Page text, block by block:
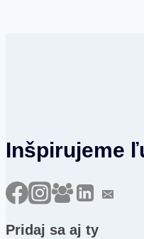
Inšpirujeme
Pridaj sa aj ty